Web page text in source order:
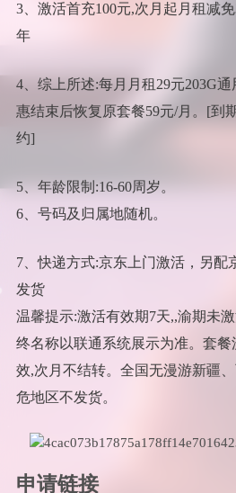
3、激活首充100元,次月起月租减
年
4、综上所述:每月月租29元203G
惠结束后恢复原套餐59元/月。[到
约]
5、年龄限制:16-60周岁。
6、号码及归属地随机。
7、快递方式:京东上门激活，另配
发货
温馨提示:激活有效期7天,,渝期未
终名称以联通系统展示为准。套
效,次月不结转。全国无漫游新疆
危地区不发货。
申请链接